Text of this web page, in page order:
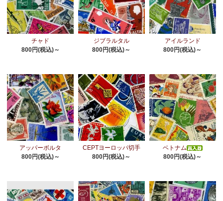
チャド
800円(税込)～
ジブラルタル
800円(税込)～
アイルランド
800円(税込)～
アッパーボルタ
800円(税込)～
CEPTヨーロッパ切手
800円(税込)～
ベトナム
800円(税込)～